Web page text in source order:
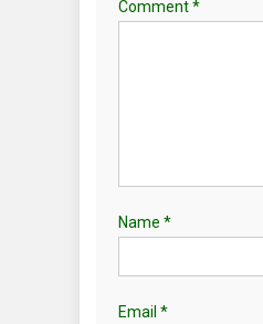
Comment*
Name *
Email *